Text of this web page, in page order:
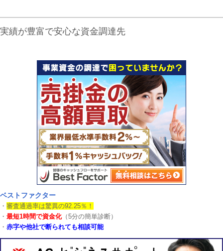
実績が豊富で安心な資金調達先
ベストファクター
・ 審査通過率は驚異の92.25％！
・ 最短1時間で資金化（5分の簡単診断）
・ 赤字や他社で断られても相談可能